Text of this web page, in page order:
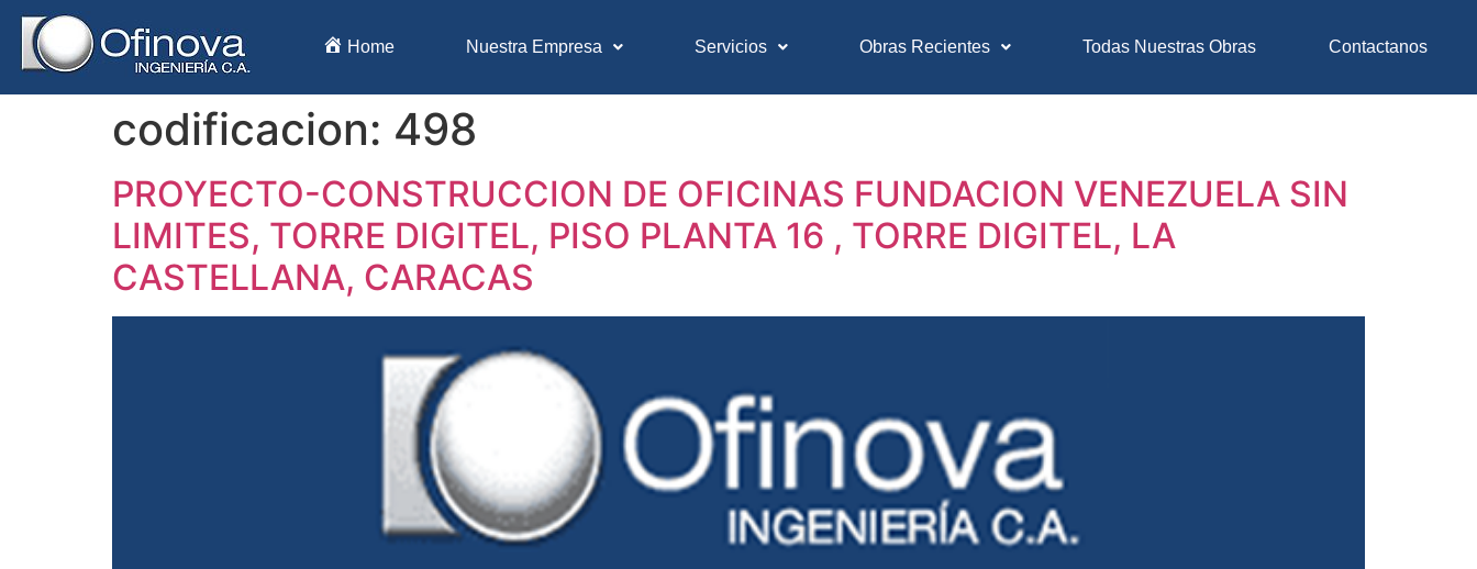
Home Nuestra Empresa Servicios Obras Recientes Todas Nuestras Obras Contactanos
codificacion: 498
PROYECTO-CONSTRUCCION DE OFICINAS FUNDACION VENEZUELA SIN
LIMITES, TORRE DIGITEL, PISO PLANTA 16 , TORRE DIGITEL, LA
CASTELLANA, CARACAS